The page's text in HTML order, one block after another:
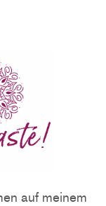
auf meinem